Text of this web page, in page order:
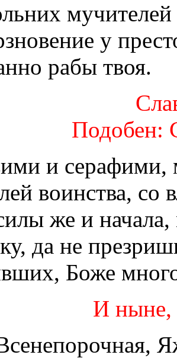
у
рабы твоя.
Подобен:
и серафими,
воинства, со
же и
да не
Боже
И ныне,